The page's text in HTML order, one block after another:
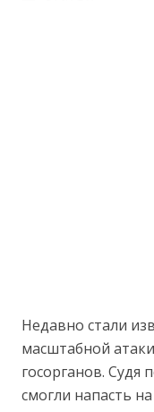
Недавно стали
масштабной
госорганов. Судя
смогли напасть